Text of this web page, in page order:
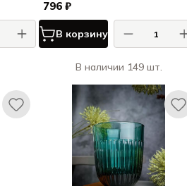
796 ₽
В корзину
В наличии 149 шт.